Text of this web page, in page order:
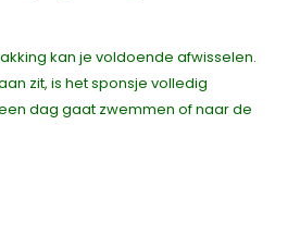
kan je voldoende afwisselen.
zit, is het sponsje volledig
dag gaat zwemmen of naar de